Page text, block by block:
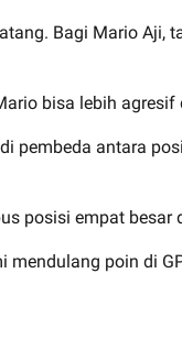
Bagi Mario Aji,
bisa lebih
pembeda antara
posisi empat
poin di